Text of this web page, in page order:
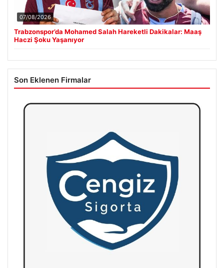
07/08/2026
Trabzonspor’da Mohamed Salah Hareketli Dakikalar: Maaş
Haczi Şoku Yaşanıyor
Son Eklenen Firmalar